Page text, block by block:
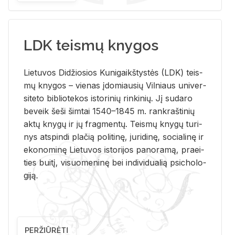
LDK teismų knygos
Lie­tu­vos Di­džio­sios Ku­ni­gaikš­tys­tės (LDK) teis­
mų kny­gos – vie­nas įdo­miau­sių Vil­niaus uni­ver­
si­te­to bi­b­lio­te­kos is­to­ri­nių rin­ki­nių. Jį su­da­ro
be­veik šeši šim­tai 1540–1845 m. rank­raš­ti­nių
aktų kny­gų ir jų frag­men­tų. Teis­mų kny­gų tu­ri­
nys at­spin­di pla­čią po­li­ti­nę, ju­ri­di­nę, so­cia­li­nę ir
eko­no­mi­nę Lie­tu­vos is­to­ri­jos pa­no­ra­mą, pra­ei­
ties bui­tį, vi­suo­me­ni­nę bei in­di­vi­dua­lią psi­cho­lo­
gi­ją.
PERŽIŪRĖTI